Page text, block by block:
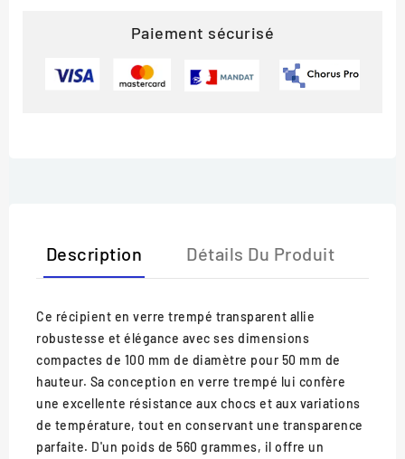
Paiement sécurisé
Description Détails Du Produit
Ce récipient en verre trempé transparent allie
robustesse et élégance avec ses dimensions
compactes de 100 mm de diamètre pour 50 mm de
hauteur. Sa conception en verre trempé lui confère
une excellente résistance aux chocs et aux variations
de température, tout en conservant une transparence
parfaite. D'un poids de 560 grammes, il offre un